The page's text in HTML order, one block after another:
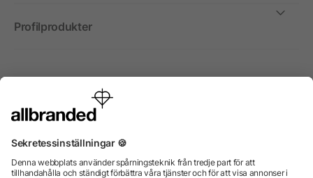
Profilprodukter
Internationellt